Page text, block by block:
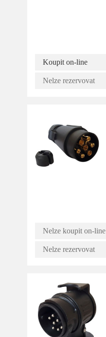
Koupit on-line
Nelze rezervovat
Nelze koupit on-line
Nelze rezervovat